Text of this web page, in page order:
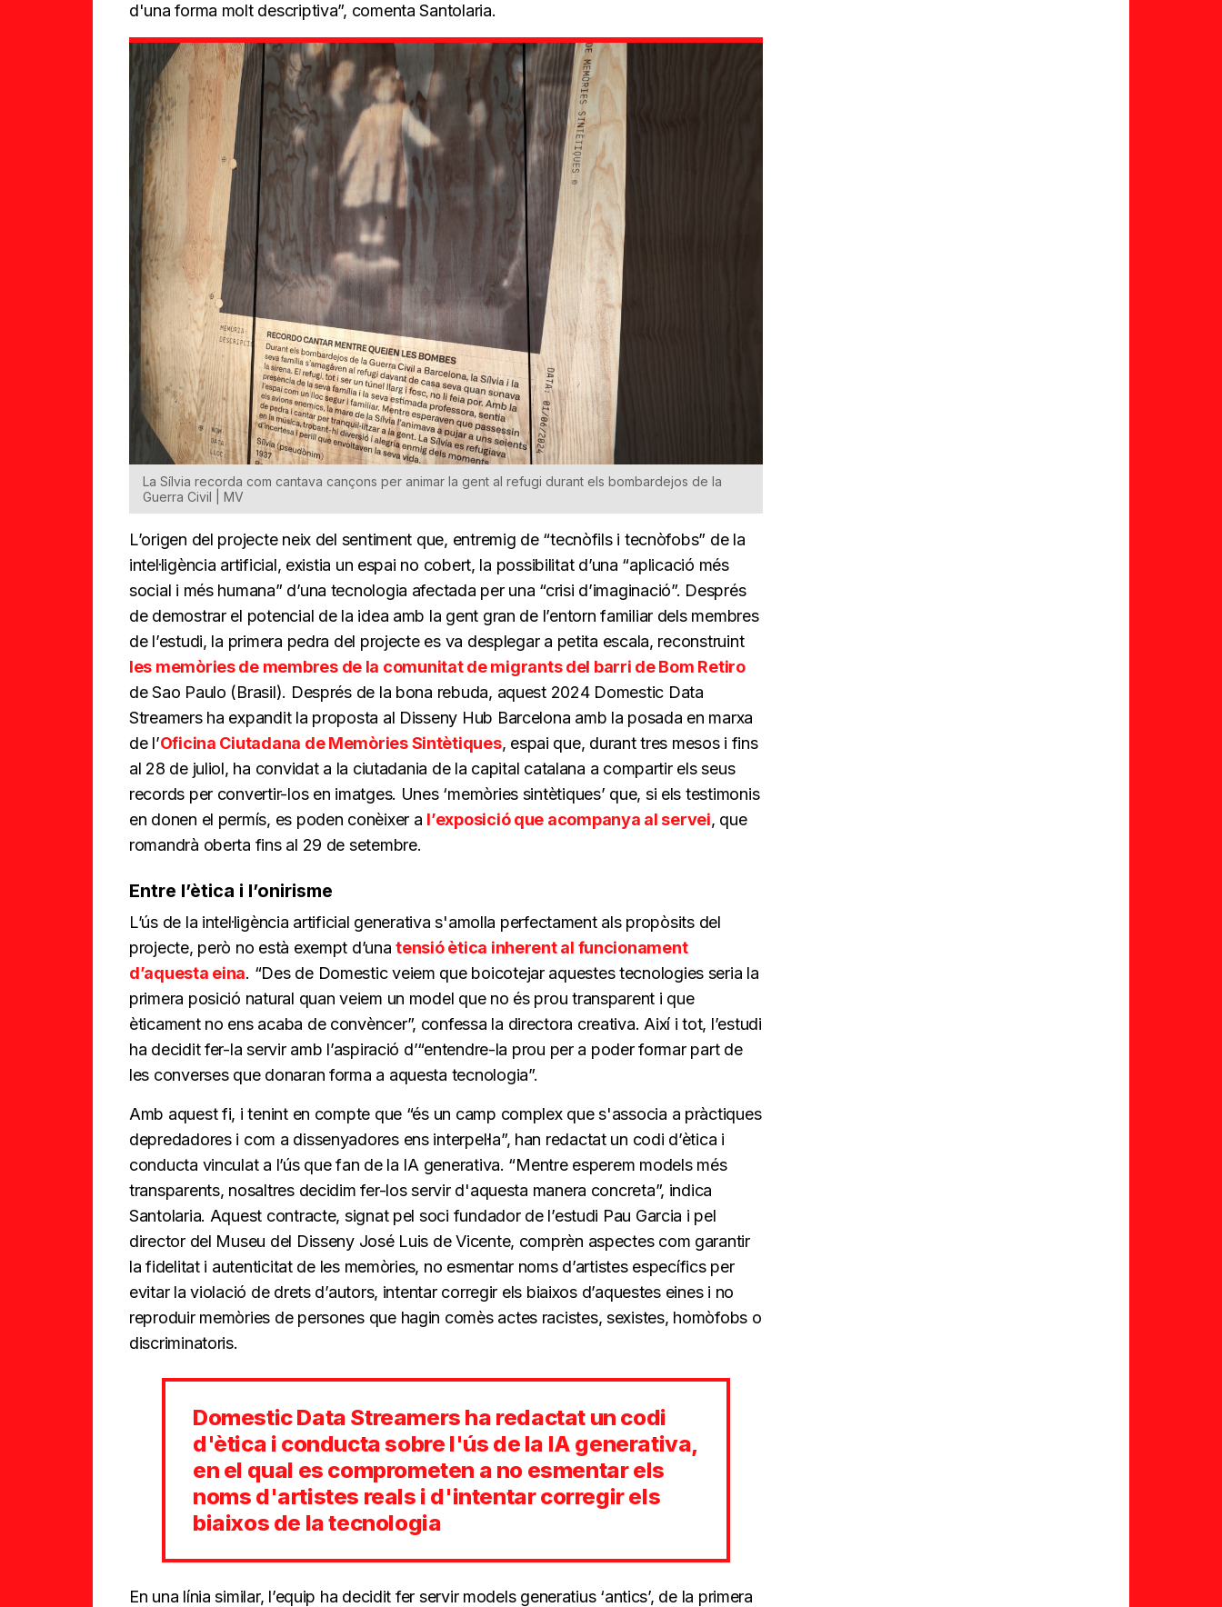
d'una forma molt descriptiva”, comenta Santolaria.
La Sílvia recorda com cantava cançons per animar la gent al refugi durant els bombardejos de la
Guerra Civil | MV
L’origen del projecte neix del sentiment que, entremig de “tecnòfils i tecnòfobs” de la
intel·ligència artificial, existia un espai no cobert, la possibilitat d’una “aplicació més
social i més humana” d’una tecnologia afectada per una “crisi d’imaginació”. Després
de demostrar el potencial de la idea amb la gent gran de l’entorn familiar dels membres
de l’estudi, la primera pedra del projecte es va desplegar a petita escala, reconstruint
les memòries de membres de la comunitat de migrants del barri de Bom Retiro
de Sao Paulo (Brasil). Després de la bona rebuda, aquest 2024 Domestic Data
Streamers ha expandit la proposta al Disseny Hub Barcelona amb la posada en marxa
de l’Oficina Ciutadana de Memòries Sintètiques, espai que, durant tres mesos i fins
al 28 de juliol, ha convidat a la ciutadania de la capital catalana a compartir els seus
records per convertir-los en imatges. Unes ‘memòries sintètiques’ que, si els testimonis
en donen el permís, es poden conèixer a l’exposició que acompanya al servei, que
romandrà oberta fins al 29 de setembre.
Entre l’ètica i l’onirisme
L’ús de la intel·ligència artificial generativa s'amolla perfectament als propòsits del
projecte, però no està exempt d’unatensió ètica inherent al funcionament
d’aquesta eina. “Des de Domestic veiem que boicotejar aquestes tecnologies seria la
primera posició natural quan veiem un model que no és prou transparent i que
èticament no ens acaba de convèncer”, confessa la directora creativa. Així i tot, l’estudi
ha decidit fer-la servir amb l’aspiració d’“entendre-la prou per a poder formar part de
les converses que donaran forma a aquesta tecnologia”.
Amb aquest fi, i tenint en compte que “és un camp complex que s'associa a pràctiques
depredadores i com a dissenyadores ens interpel·la”, han redactat un codi d’ètica i
conducta vinculat a l’ús que fan de la IA generativa. “Mentre esperem models més
transparents, nosaltres decidim fer-los servir d'aquesta manera concreta”, indica
Santolaria. Aquest contracte, signat pel soci fundador de l’estudi Pau Garcia i pel
director del Museu del Disseny José Luis de Vicente, comprèn aspectes com garantir
la fidelitat i autenticitat de les memòries, no esmentar noms d’artistes específics per
evitar la violació de drets d’autors, intentar corregir els biaixos d’aquestes eines i no
reproduir memòries de persones que hagin comès actes racistes, sexistes, homòfobs o
discriminatoris.
Domestic Data Streamers ha redactat un codi
d'ètica i conducta sobre l'ús de la IA generativa,
en el qual es comprometen a no esmentar els
noms d'artistes reals i d'intentar corregir els
biaixos de la tecnologia
En una línia similar, l’equip ha decidit fer servir models generatius ‘antics’, de la primera